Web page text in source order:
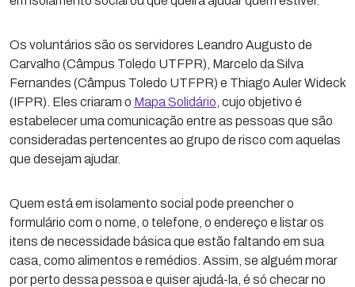
Os voluntários são os servidores Leandro Augusto de
Carvalho (Câmpus Toledo UTFPR), Marcelo da Silva
Fernandes (Câmpus Toledo UTFPR) e Thiago Auler Wideck
(IFPR). Eles criaram o Mapa Solidário , cujo objetivo é
estabelecer uma comunicação entre as pessoas que são
consideradas pertencentes ao grupo de risco com aquelas
que desejam ajudar.
Quem está em isolamento social pode preencher o
formulário com o nome, o telefone, o endereço e listar os
itens de necessidade básica que estão faltando em sua
casa, como alimentos e remédios. Assim, se alguém morar
por perto dessa pessoa e quiser ajudá-la, é só checar no